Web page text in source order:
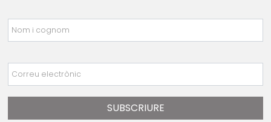
Nom i cognom
Correu electrònic
SUBSCRIURE